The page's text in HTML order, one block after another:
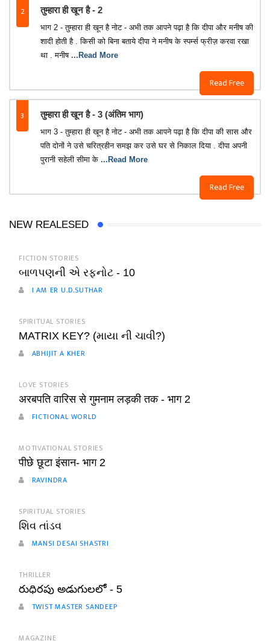
2 तुम्हारा ही खून है - 2
Read Free
भाग 2 - तुम्हारा ही खून है नोट - अभी तक आपने पढ़ा है कि दीपा और मनीष की
शादी होती है . किसी को बिना बताये दीपा ने मनीष के स्पर्म्स फ्रीज़ करवा रखा
था . मनीष ...Read More
3 तुम्हारा ही खून है - 3 (अंतिम भाग)
Read Free
भाग 3 - तुम्हारा ही खून है नोट - अभी तक आपने पढ़ा है कि दीपा की सास और
पति दोनों ने उसे चरित्रहीन समझ कर उसे घर से निकाल दिया . दीपा अपनी
पुरानी सहेली सीमा के ...Read More
NEW REALESED
FICTION STORIES
બાળપણની એ રફનોટ - 10
I AM ER U.D.SUTHAR
SPIRITUAL STORIES
MATRIX KEY? (માયા ની ચાવી?)
ABHIJIT A KHER
LOVE STORIES
अरबपति वारिस से गुमनाम लड़की तक - भाग 2
FICTIONAL WORLD
MOTIVATIONAL STORIES
पीछे छूटा इंसान- भाग 2
RAVINDRA
SPIRITUAL STORIES
શિવ તાંડવ
MANSI DESAI SHASTRI
THRILLER
రుధిరపు అడుగులలో - 5
TWIST MASTER SANDEEP
MAGAZINE